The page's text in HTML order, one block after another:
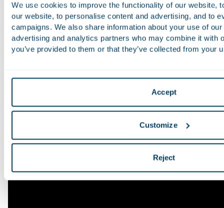
We use cookies to improve the functionality of our website,
our website, to personalise content and advertising, and to
campaigns. We also share information about your use of
advertising and analytics partners who may combine it with
you’ve provided to them or that they’ve collected from your
Accept
Customize
Reject
Deze masterclass staat onder leiding van Ching-Lien Wu,
artistiek leider, en Lorenzo Viotti, chef-dirigent bij de
Nationale Opera.